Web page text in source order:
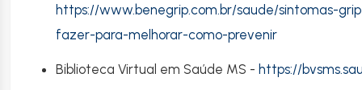
https://www.benegrip.com.br/saude/sintomas-
fazer-para-melhorar-como-prevenir
Biblioteca Virtual em Saúde MS - https://